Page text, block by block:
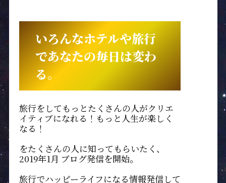
いろんなホテルや旅行
であなたの毎日は変わ
る。
旅行をしてもっとたくさんの人がクリエ
イティブになれる！もっと人生が楽しく
なる！
をたくさんの人に知ってもらいたく、
2019年1月 ブログ発信を開始。
旅行でハッピーライフになる情報発信して